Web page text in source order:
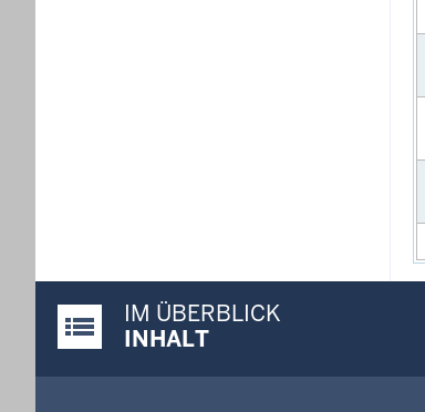
Justiz-Portal im Überblick:
IM ÜBERBLICK
INHALT